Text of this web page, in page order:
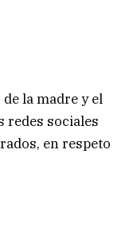
la madre y el
redes sociales
en respeto